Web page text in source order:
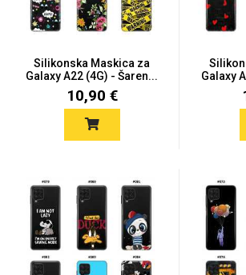
Silikonska Maskica za
Galaxy A22 (4G) - Šaren...
10,90 €
Galaxy